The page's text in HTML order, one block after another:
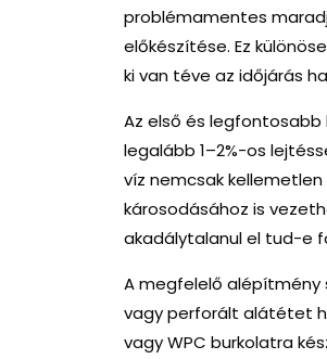
problémamentes
előkészítése. Ez
ki van téve az időjárás
Az első és
legalább 1–2%-os
víz nemcsak
károsodásához is
akadálytalanul el tud-e
A megfelelő alépítmény
vagy perforált alátétet
vagy WPC burkolatra